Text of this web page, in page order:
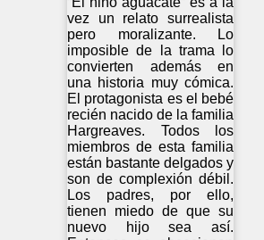
vez un relato surrealista
pero moralizante. Lo
imposible de la trama lo
convierten además en
una historia muy cómica.
El protagonista es el bebé
recién nacido de la familia
Hargreaves. Todos los
miembros de esta familia
están bastante delgados y
son de complexión débil.
Los padres, por ello,
tienen miedo de que su
nuevo hijo sea así.